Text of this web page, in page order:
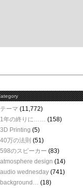
テーマ (11,772)
1年の終りに…… (158)
3D Printing (5)
40万の法則 (51)
598のスピーカー (83)
atmosphere design (14)
audio wednesday (741)
background… (18)